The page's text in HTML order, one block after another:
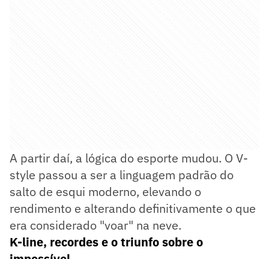
A partir daí, a lógica do esporte mudou. O V-
style passou a ser a linguagem padrão do
salto de esqui moderno, elevando o
rendimento e alterando definitivamente o que
era considerado "voar" na neve.
K-line, recordes e o triunfo sobre o